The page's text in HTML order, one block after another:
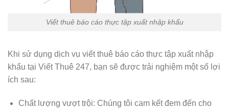
Viết thuê báo cáo thực tập xuất nhập khẩu
Khi sử dụng dịch vụ viết thuê báo cáo thực tập xuất nhập
khẩu tại Viết Thuê 247, bạn sẽ được trải nghiệm một số lợi
ích sau:
Chất lượng vượt trội: Chúng tôi cam kết đem đến cho